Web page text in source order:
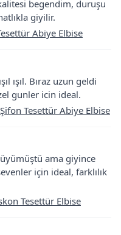
begendim, duruşu
giyilir.
Abiye Elbise
ışıl. Bıraz uzun geldi
gunler icin ideal.
Tesettür Abiye Elbise
ama giyince
için ideal, farklılık
Tesettür Elbise